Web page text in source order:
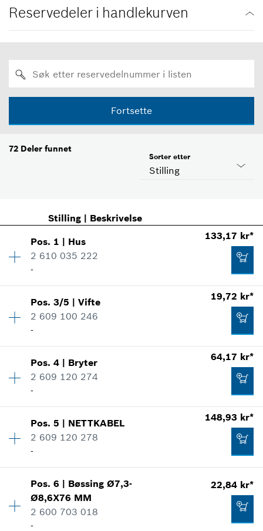
Reservedeler i handlekurven
Fortsette
72 Deler funnet
Stilling
Sorter etter
Stilling| Beskrivelse
Pos. 1 | Hus
2 610 035 222
-
133,17 kr*
Kvantitet 1
Prisgruppe:25
Bruksinformasjon
Vis som bilde
133,17 kr*
Tilføye til handlekurven
Pos.3/5 |Vifte
2 609 100 246
-
19,72 kr*
Kvantitet 1
Prisgruppe:12
Bruksinformasjon
Vis som bilde
19,72 kr*
Pos.4 | Bryter
2 609 120 274
-
64,17 kr*
Kvantitet 1
Prisgruppe:19
Bruksinformasjon
Vis som bilde
Pos.5 | NETTKABEL
2 609 120 278
-
148,93 kr*
Kvantitet 1
Prisgruppe:26
Reservedelsinformasjoner
Pos.6 | Bøssing Ø7,3-
Ø8,6X76 MM
2 600 703 018
-
22,84 kr*